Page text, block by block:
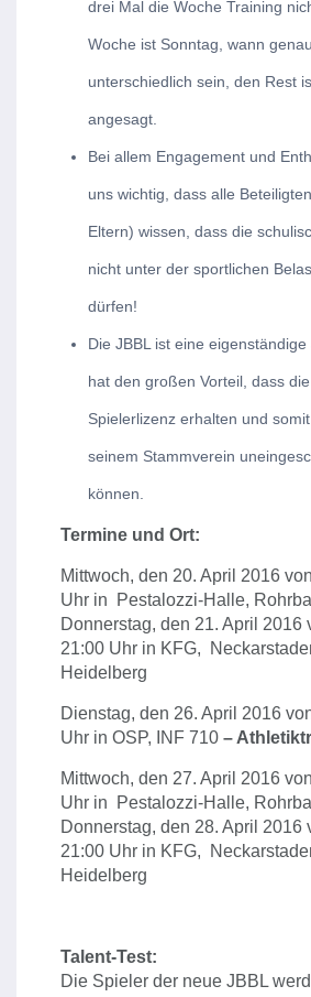
drei Mal die Woche Training
Woche ist Sonntag, wann
unterschiedlich sein, den Rest
angesagt.
Bei allem Engagement und
uns wichtig, dass alle
Eltern) wissen, dass die
nicht unter der sportlichen
dürfen!
Die JBBL ist eine
hat den großen Vorteil, dass
Spielerlizenz erhalten und
seinem Stammverein
können.
Termine und Ort:
Mittwoch, den 20. April 2016
Uhr in Pestalozzi-Halle,
Donnerstag, den 21. April 2016
21:00 Uhr in KFG,
Heidelberg
Dienstag, den 26. April 2016
Uhr in OSP, INF 710 –
Mittwoch, den 27. April 2016
Uhr in Pestalozzi-Halle,
Donnerstag, den 28. April 2016
21:00 Uhr in KFG,
Heidelberg
Talent-Test:
Die Spieler der neue JBBL